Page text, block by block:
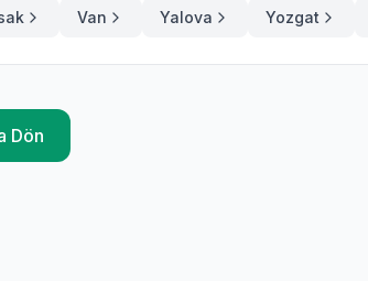
Van Yalova Yozgat
Dön